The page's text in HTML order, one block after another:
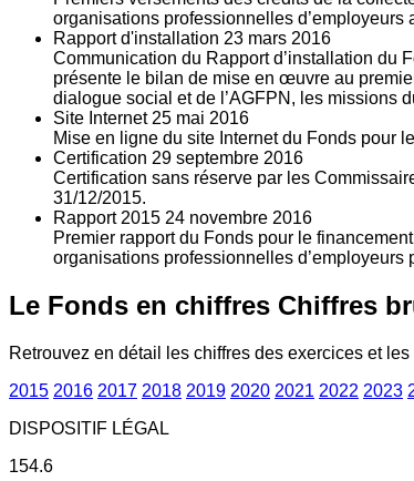
organisations professionnelles d’employeurs
Rapport d'installation 23 mars 2016
Communication du Rapport d’installation du
présente le bilan de mise en œuvre au
dialogue social et de l’AGFPN, les missions
Site Internet 25 mai 2016
Mise en ligne du site Internet du Fonds pour
Certification 29 septembre 2016
Certification sans réserve par les
31/12/2015.
Rapport 2015 24 novembre 2016
Premier rapport du Fonds pour le
organisations professionnelles d’employeurs
Le Fonds en chiffres Chiffres
Retrouvez en détail les chiffres des exercices et
2015 2016 2017 2018 2019 2020 2021 2022 2023
DISPOSITIF LÉGAL
154.6